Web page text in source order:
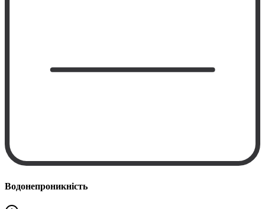
Водонепроникність